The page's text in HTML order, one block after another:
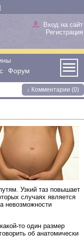
Вход на сайт
Регистрация
Форум
↓ Комментарии (0)
Узкий таз повышает
случаях является
невозможности
то один размер
об анатомически